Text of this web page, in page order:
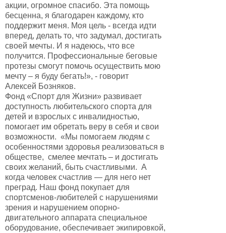
акции, огромное спасибо. Эта помощь
бесценна, я благодарен каждому, кто
поддержит меня. Моя цель - всегда идти
вперед, делать то, что задумал, достигать
своей мечты. И я надеюсь, что все
получится. Профессиональные беговые
протезы смогут помочь осуществить мою
мечту – я буду бегать!», - говорит
Алексей Бозняков.
Фонд «Спорт для Жизни» развивает
доступность любительского спорта для
детей и взрослых с инвалидностью,
помогает им обретать веру в себя и свои
возможности. «Мы помогаем людям с
особенностями здоровья реализоваться в
обществе, смелее мечтать – и достигать
своих желаний, быть счастливыми. А
когда человек счастлив — для него нет
преград. Наш фонд покупает для
спортсменов-любителей с нарушениями
зрения и нарушением опорно-
двигательного аппарата специальное
оборудование, обеспечивает экипировкой,